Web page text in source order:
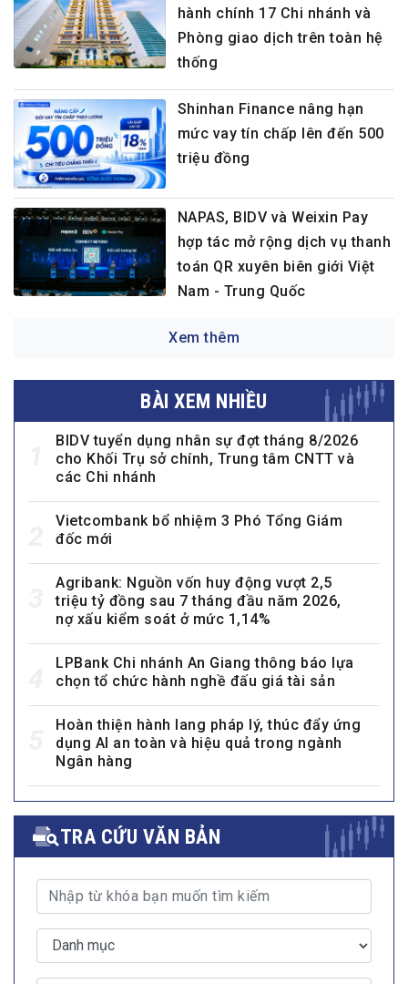
hành chính 17 Chi nhánh và
Phòng giao dịch trên toàn hệ
thống
Shinhan Finance nâng hạn
mức vay tín chấp lên đến 500
triệu đồng
NAPAS, BIDV và Weixin Pay
hợp tác mở rộng dịch vụ thanh
toán QR xuyên biên giới Việt
Nam - Trung Quốc
Xem thêm
BÀI XEM NHIỀU
BIDV tuyển dụng nhân sự đợt tháng 8/2026
cho Khối Trụ sở chính, Trung tâm CNTT và
các Chi nhánh
Vietcombank bổ nhiệm 3 Phó Tổng Giám
đốc mới
Agribank: Nguồn vốn huy động vượt 2,5
triệu tỷ đồng sau 7 tháng đầu năm 2026,
nợ xấu kiểm soát ở mức 1,14%
LPBank Chi nhánh An Giang thông báo lựa
chọn tổ chức hành nghề đấu giá tài sản
Hoàn thiện hành lang pháp lý, thúc đẩy ứng
dụng AI an toàn và hiệu quả trong ngành
Ngân hàng
TRA CỨU VĂN BẢN